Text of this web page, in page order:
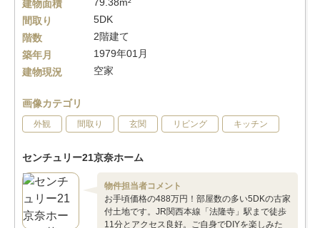
建物面積
間取り
5DK
階数
2階建て
築年月
1979年01月
建物現況
空家
画像カテゴリ
外観 間取り 玄関 リビング キッチン
センチュリー21京奈ホーム
物件担当者コメント
お手頃価格の488万円！部屋数の多い5DKの古家
付土地です。JR関西本線「法隆寺」駅まで徒歩
11分とアクセス良好。ご自身でDIYを楽しみた